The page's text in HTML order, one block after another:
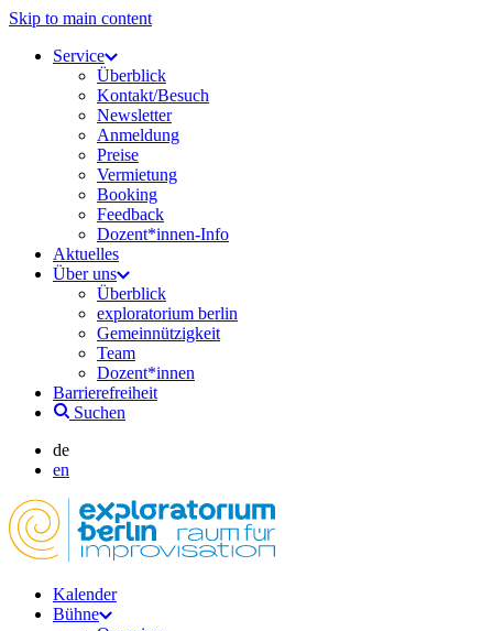
Skip to main content
Service
Überblick
Kontakt/Besuch
Newsletter
Anmeldung
Preise
Vermietung
Booking
Feedback
Dozent*innen-Info
Aktuelles
Über uns
Überblick
exploratorium berlin
Gemeinnützigkeit
Team
Dozent*innen
Barrierefreiheit
Suchen
de
en
Kalender
Bühne